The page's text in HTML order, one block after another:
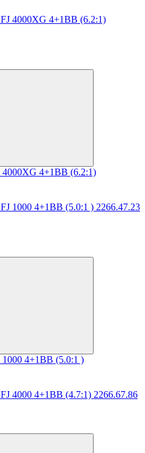
4000XG 4+1BB (6.2:1)
1000 4+1BB (5.0:1 )